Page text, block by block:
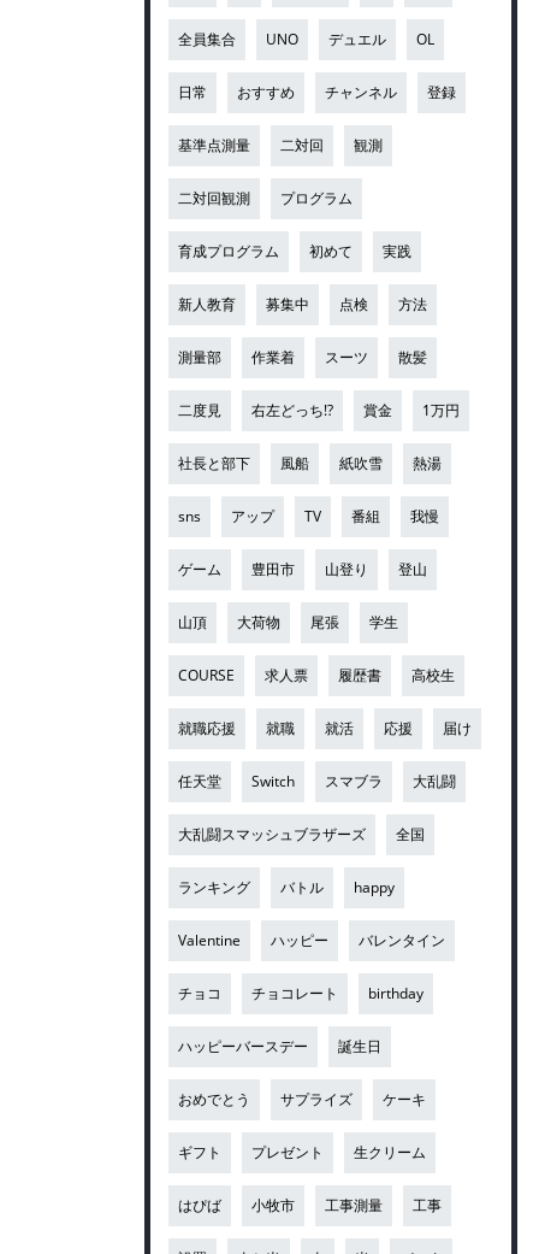
全員集合 UNO デュエル OL
日常 おすすめ チャンネル 登録
基準点測量 二対回 観測
二対回観測 プログラム
育成プログラム 初めて 実践
新人教育 募集中 点検 方法
測量部 作業着 スーツ 散髪
二度見 右左どっち!? 賞金 1万円
社長と部下 風船 紙吹雪 熱湯
sns アップ TV 番組 我慢
ゲーム 豊田市 山登り 登山
山頂 大荷物 尾張 学生
COURSE 求人票 履歴書 高校生
就職応援 就職 就活 応援 届け
任天堂 Switch スマブラ 大乱闘
大乱闘スマッシュブラザーズ 全国
ランキング バトル happy
Valentine ハッピー バレンタイン
チョコ チョコレート birthday
ハッピーバースデー 誕生日
おめでとう サプライズ ケーキ
ギフト プレゼント 生クリーム
はぴば 小牧市 工事測量 工事